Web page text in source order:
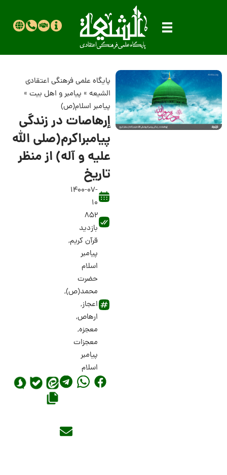
پایگاه علمی فرهنگی اعتقادی
الشیعه» پیامبر و اهل بیت»
پیامبر اسلام(ص)
إرهاصات در زندگی
پیامبراکرم‌(صلی الله
علیه و آله) از منظر
تاریخ
1400-07-
10
852
بازدید
قرآن کریم,
پیامبر
اسلام
حضرت
محمد(ص),
اعجاز,
ارهاص,
معجزه,
معجزات
پیامبر
اسلام